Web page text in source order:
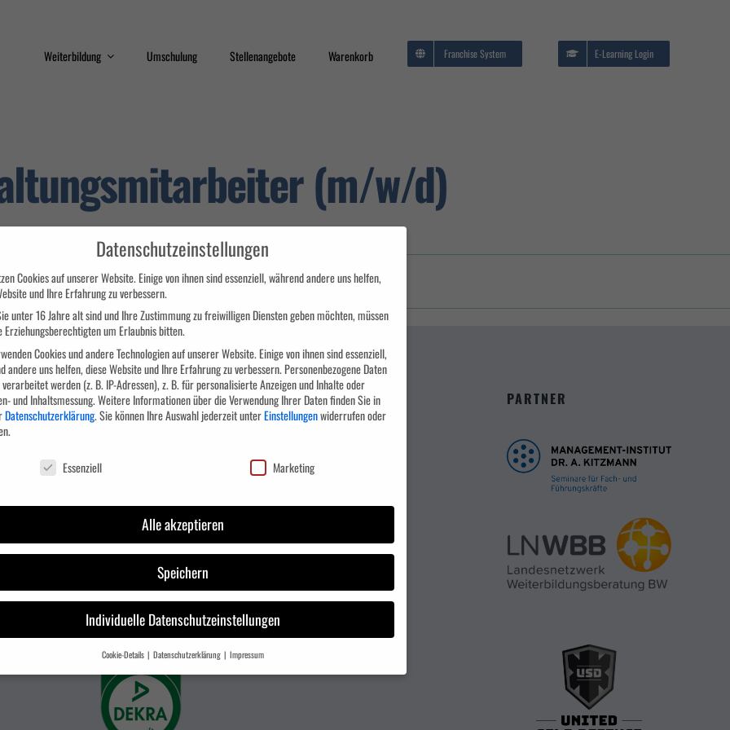
Weiterbildung
Sicherheit
Erste Hilfe Datenschutz
Umschulung Stellenangebote Warenkorb Franchise System E-Learning Login
(m/w/d)
NAVIGATION
Allgemeine Geschäftsbedingungen
Franchise System
ZERTIFIZIERUNGEN
PARTNER
Datenschutzeinstellungen
Cookies auf unserer Website. Einige von ihnen sind essenziell, während andere uns helfen,
und Ihre Erfahrung zu verbessern.
unter 16 Jahre alt sind und Ihre Zustimmung zu freiwilligen Diensten geben möchten, müssen
Erziehungsberechtigten um Erlaubnis bitten.
Cookies und andere Technologien auf unserer Website. Einige von ihnen sind essenziell,
andere uns helfen, diese Website und Ihre Erfahrung zu verbessern. Personenbezogene Daten
werden (z. B. IP-Adressen), z. B. für personalisierte Anzeigen und Inhalte oder
und Inhaltsmessung.Weitere Informationen über die Verwendung Ihrer Daten finden Sie in
Datenschutzerklärung.Sie können Ihre Auswahl jederzeit unterEinstellungenwiderrufen oder
Essenziell Marketing
Alle akzeptieren
Speichern
Individuelle Datenschutzeinstellungen
Cookie-Details Datenschutzerklärung Impressum
Datenschutzeinstellungen
Sie unter 16 Jahre alt sind und Ihre Zustimmung zu freiwilligen Diensten geben möchten, müssen
Erziehungsberechtigten um Erlaubnis bitten.